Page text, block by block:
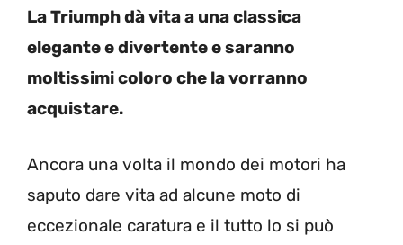
La Triumph dà vita a una classica
elegante e divertente e saranno
moltissimi coloro che la vorranno
acquistare.
Ancora una volta il mondo dei motori ha
saputo dare vita ad alcune moto di
eccezionale caratura e il tutto lo si può